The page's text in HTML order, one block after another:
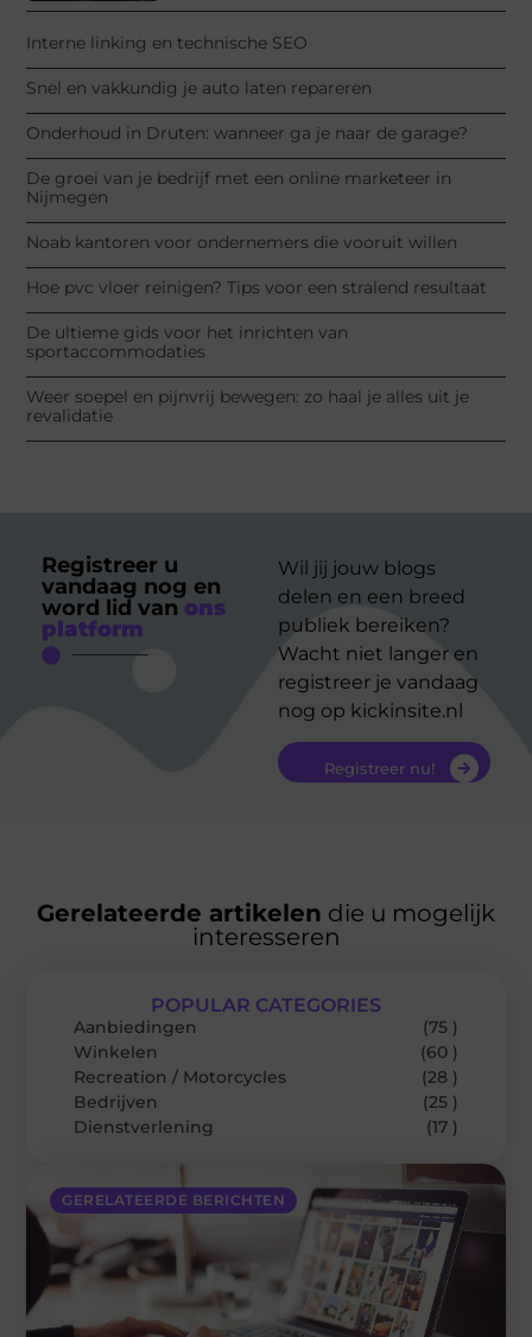
Interne linking en technische SEO
Snel en vakkundig je auto laten repareren
Onderhoud in Druten: wanneer ga je naar de garage?
De groei van je bedrijf met een online marketeer in
Nijmegen
Noab kantoren voor ondernemers die vooruit willen
Hoe pvc vloer reinigen? Tips voor een stralend resultaat
De ultieme gids voor het inrichten van
sportaccommodaties
Weer soepel en pijnvrij bewegen: zo haal je alles uit je
revalidatie
Registreer u
vandaag nog en
word lid van ons
platform
Wil jij jouw blogs
delen en een breed
publiek bereiken?
Wacht niet langer en
registreer je vandaag
nog op kickinsite.nl
Registreer nu!
Gerelateerde artikelen die u mogelijk
interesseren
GERELATEERDE BERICHTEN
POPULAR CATEGORIES
Aanbiedingen
(75 )
Winkelen
(60 )
Recreation / Motorcycles
(28 )
Bedrijven
(25 )
Dienstverlening
(17 )